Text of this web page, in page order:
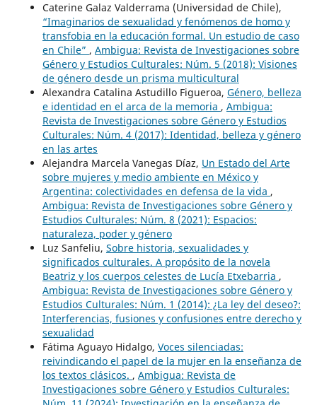
Caterine Galaz Valderrama (Universidad de Chile),
“Imaginarios de sexualidad y fenómenos de homo y
transfobia en la educación formal. Un estudio de caso
en Chile” , Ambigua: Revista de Investigaciones sobre
Género y Estudios Culturales: Núm. 5 (2018): Visiones
de género desde un prisma multicultural
Alexandra Catalina Astudillo Figueroa, Género, belleza
e identidad en el arca de la memoria , Ambigua:
Revista de Investigaciones sobre Género y Estudios
Culturales: Núm. 4 (2017): Identidad, belleza y género
en las artes
Alejandra Marcela Vanegas Díaz, Un Estado del Arte
sobre mujeres y medio ambiente en México y
Argentina: colectividades en defensa de la vida ,
Ambigua: Revista de Investigaciones sobre Género y
Estudios Culturales: Núm. 8 (2021): Espacios:
naturaleza, poder y género
Luz Sanfeliu, Sobre historia, sexualidades y
significados culturales. A propósito de la novela
Beatriz y los cuerpos celestes de Lucía Etxebarria ,
Ambigua: Revista de Investigaciones sobre Género y
Estudios Culturales: Núm. 1 (2014): ¿La ley del deseo?:
Interferencias, fusiones y confusiones entre derecho y
sexualidad
Fátima Aguayo Hidalgo, Voces silenciadas:
reivindicando el papel de la mujer en la enseñanza de
los textos clásicos. , Ambigua: Revista de
Investigaciones sobre Género y Estudios Culturales: